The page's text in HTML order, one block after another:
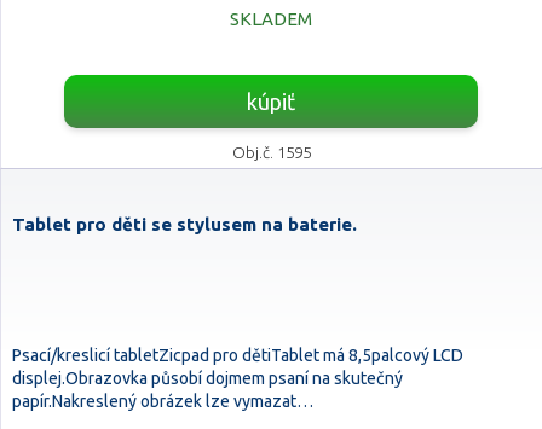
SKLADEM
kúpiť
Obj.č. 1595
Tablet pro děti se stylusem na baterie.
Psací/kreslicí tabletZicpad pro dětiTablet má 8,5palcový LCD
displej.Obrazovka působí dojmem psaní na skutečný
papír.Nakreslený obrázek lze vymazat…